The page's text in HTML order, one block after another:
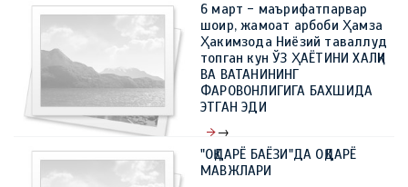
6 март - маърифатпарвар
шоир, жамоат арбоби Ҳамза
Ҳакимзода Ниёзий таваллуд
топган кун ЎЗ ҲАЁТИНИ ХАЛҚИ
ВА ВАТАНИНИНГ
ФАРОВОНЛИГИГА БАХШИДА
ЭТГАН ЭДИ
→
09 март 2023, 11:41 0
"OҚДАРЁ БАЁЗИ"ДА ОҚДАРЁ
МАВЖЛАРИ